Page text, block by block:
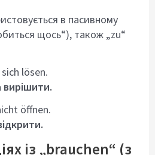
в пасивному
щось“), також „zu“
lösen.
öffnen.
із „brauchen“ (з